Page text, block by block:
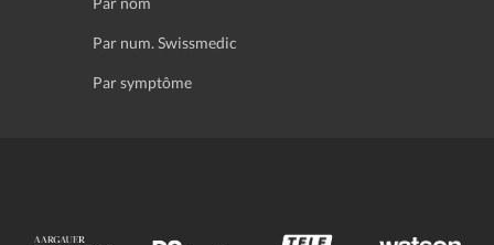
Par num. Swissmedic
Par symptôme